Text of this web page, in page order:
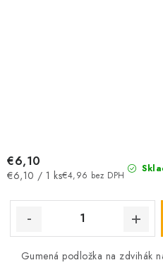
€4,96 bez DPH
€6,10
Jednotková
€6,10 / 1 ks
Gumená podložka na zdvihák